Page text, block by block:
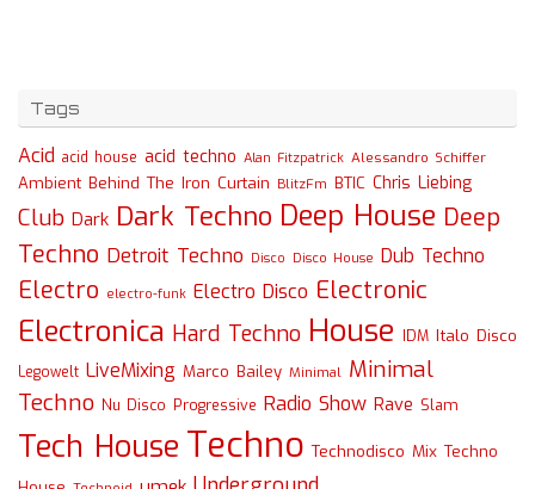
Tags
Acid acid house acid techno Alan Fitzpatrick Alessandro Schiffer
Ambient Behind The Iron Curtain BlitzFm BTIC Chris Liebing
Club Dark Dark Techno Deep House Deep
Techno Detroit Techno Disco Disco House Dub Techno
Electro electro-funk Electro Disco Electronic
Electronica Hard Techno House IDM Italo Disco
Legowelt LiveMixing Marco Bailey Minimal Minimal
Techno Nu Disco Progressive Radio Show Rave Slam
Tech House Techno Technodisco Mix Techno